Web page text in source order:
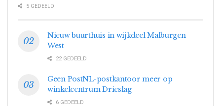
5 GEDEELD
Nieuw buurthuis in wijkdeel Malburgen
West
22 GEDEELD
Geen PostNL-postkantoor meer op
winkelcentrum Drieslag
6 GEDEELD